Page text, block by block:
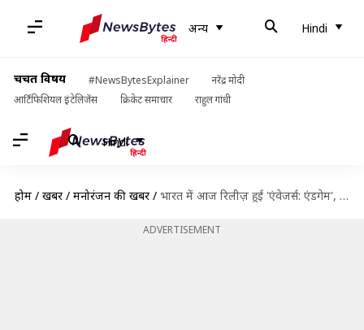
अन्य Hindi
चर्चित विषय #NewsBytesExplainer
नरेंद्र मोदी
आर्टिफिशियल इंटेलिजेंस
क्रिकेट समाचार राहुल गांधी
Hindi
होम / खबरें / मनोरंजन की खबरें / भारत में आज रिलीज़ हुई 'एंवेजर्स: एंडगेम', जानें कैसी है फिल्म
ADVERTISEMENT